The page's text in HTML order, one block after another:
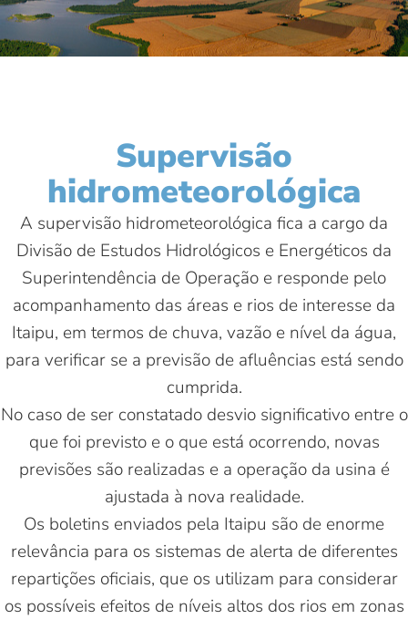
Supervisão
hidrometeorológica
A supervisão hidrometeorológica fica a cargo da
Divisão de Estudos Hidrológicos e Energéticos da
Superintendência de Operação e responde pelo
acompanhamento das áreas e rios de interesse da
Itaipu, em termos de chuva, vazão e nível da água,
para verificar se a previsão de afluências está sendo
cumprida.
No caso de ser constatado desvio significativo entre o
que foi previsto e o que está ocorrendo, novas
previsões são realizadas e a operação da usina é
ajustada à nova realidade.
Os boletins enviados pela Itaipu são de enorme
relevância para os sistemas de alerta de diferentes
repartições oficiais, que os utilizam para considerar
os possíveis efeitos de níveis altos dos rios em zonas